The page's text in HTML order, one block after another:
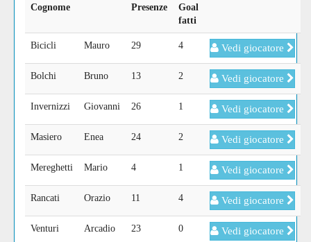
Cognome
Presenze
Goal
fatti
Bicicli Mauro 29 4 Vedi giocatore
Bolchi Bruno 13 2 Vedi giocatore
Invernizzi Giovanni 26 1 Vedi giocatore
Masiero Enea 24 2 Vedi giocatore
Mereghetti Mario 4 1 Vedi giocatore
Rancati Orazio 11 4 Vedi giocatore
Venturi Arcadio 23 0 Vedi giocatore